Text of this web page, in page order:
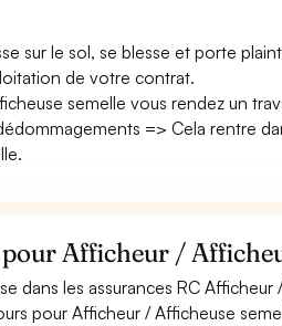
sur le sol, se blesse et porte
de votre contrat.
semelle vous rendez un
=> Cela rentre
Afficheur /
dans les assurances RC Afficheur
pour Afficheur / Afficheuse